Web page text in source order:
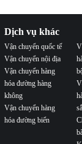
Dịch vụ khác
Vận chuyển quốc tế
Vận chuyển nội địa
Vận chuyển hàng
hóa đường hàng
không
Vận chuyển hàng
hóa đường biển